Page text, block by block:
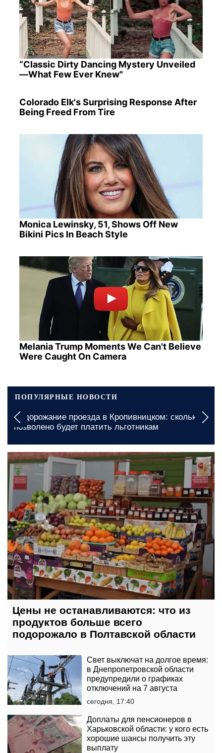
“Classic Dirty Dancing Mystery Unveiled
—What Few Ever Knew"
Colorado Elk's Surprising Response After
Being Freed From Tire
Monica Lewinsky, 51, Shows Off New
Bikini Pics In Beach Style
Melania Trump Moments We Can't Believe
Were Caught On Camera
ПОПУЛЯРНЫЕ НОВОСТИ
Подорожание проезда в Кропивницком: сколько
позволено будет платить льготникам
сегодня, 18:00
Цены не останавливаются: что из
продуктов больше всего
подорожало в Полтавской области
Свет выключат на долгое время:
в Днепропетровской области
предупредили о графиках
отключений на 7 августа
сегодня, 17:40
Доплаты для пенсионеров в
Харьковской области: у кого есть
хорошие шансы получить эту
выплату